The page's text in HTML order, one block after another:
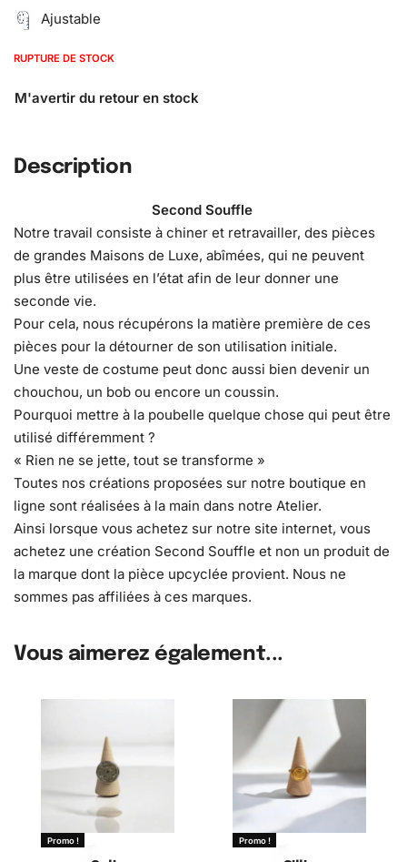
Ajustable
RUPTURE DE STOCK
Description
Second Souffle
Notre travail consiste à chiner et retravailler, des pièces
de grandes Maisons de Luxe, abîmées, qui ne peuvent
plus être utilisées en l’état afin de leur donner une
seconde vie.
Pour cela, nous récupérons la matière première de ces
pièces pour la détourner de son utilisation initiale.
Une veste de costume peut donc aussi bien devenir un
chouchou, un bob ou encore un coussin.
Pourquoi mettre à la poubelle quelque chose qui peut être
utilisé différemment ?
« Rien ne se jette, tout se transforme »
Toutes nos créations proposées sur notre boutique en
ligne sont réalisées à la main dans notre Atelier.
Ainsi lorsque vous achetez sur notre site internet, vous
achetez une création Second Souffle et non un produit de
la marque dont la pièce upcyclée provient. Nous ne
sommes pas affiliées à ces marques.
Vous aimerez également...
Promo ! Promo !